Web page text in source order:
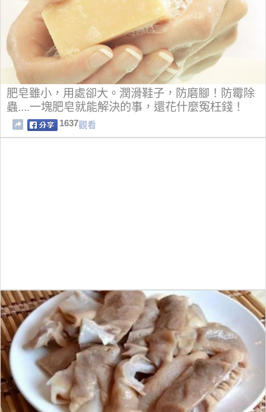
肥皂雖小，用處卻大。潤滑鞋子，防磨腳！防霉除
蟲....一塊肥皂就能解決的事，還花什麼冤枉錢！
1637觀看